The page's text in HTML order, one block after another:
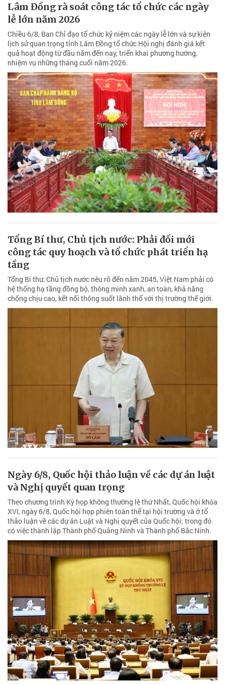
Lâm Đồng rà soát công tác tổ chức các ngày
lễ lớn năm 2026
Chiều 6/8, Ban Chỉ đạo tổ chức kỷ niệm các ngày lễ lớn và sự kiện
lịch sử quan trọng tỉnh Lâm Đồng tổ chức Hội nghị đánh giá kết
quả hoạt động từ đầu năm đến nay, triển khai phương hướng,
nhiệm vụ những tháng cuối năm 2026.
Tổng Bí thư, Chủ tịch nước: Phải đổi mới
công tác quy hoạch và tổ chức phát triển hạ
tầng
Tổng Bí thư, Chủ tịch nước nêu rõ đến năm 2045, Việt Nam phải có
hệ thống hạ tầng đồng bộ, thông minh xanh, an toàn, khả năng
chống chịu cao, kết nối thông suốt lãnh thổ với thị trường thế giới.
Ngày 6/8, Quốc hội thảo luận về các dự án luật
và Nghị quyết quan trọng
Theo chương trình Kỳ họp không thường lệ thứ Nhất, Quốc hội khóa
XVI, ngày 6/8, Quốc hội họp phiên toàn thể tại hội trường và ở tổ
thảo luận về các dự án Luật và Nghị quyết của Quốc hội; trong đó
có việc thành lập Thành phố Quảng Ninh và Thành phố Bắc Ninh.